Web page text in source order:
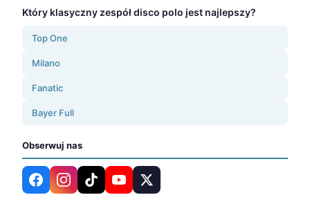
Który klasyczny zespół disco polo jest najlepszy?
Top One
Milano
Fanatic
Bayer Full
Obserwuj nas